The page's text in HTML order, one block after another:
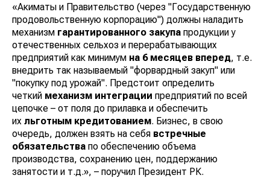
«Акиматы и Правительство (через "Государственную
продовольственную корпорацию") должны наладить
механизм гарантированного закупа продукции у
отечественных сельхоз и перерабатывающих
предприятий как минимум на 6 месяцев вперед, т.е.
внедрить так называемый "форвардный закуп" или
"покупку под урожай". Предстоит определить
четкий механизм интеграции предприятий по всей
цепочке – от поля до прилавка и обеспечить
их льготным кредитованием. Бизнес, в свою
очередь, должен взять на себя встречные
обязательства по обеспечению объема
производства, сохранению цен, поддержанию
занятости и т.д.», – поручил Президент РК.